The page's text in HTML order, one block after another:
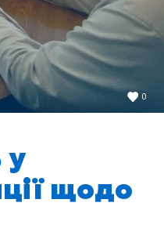
0
у
щодо